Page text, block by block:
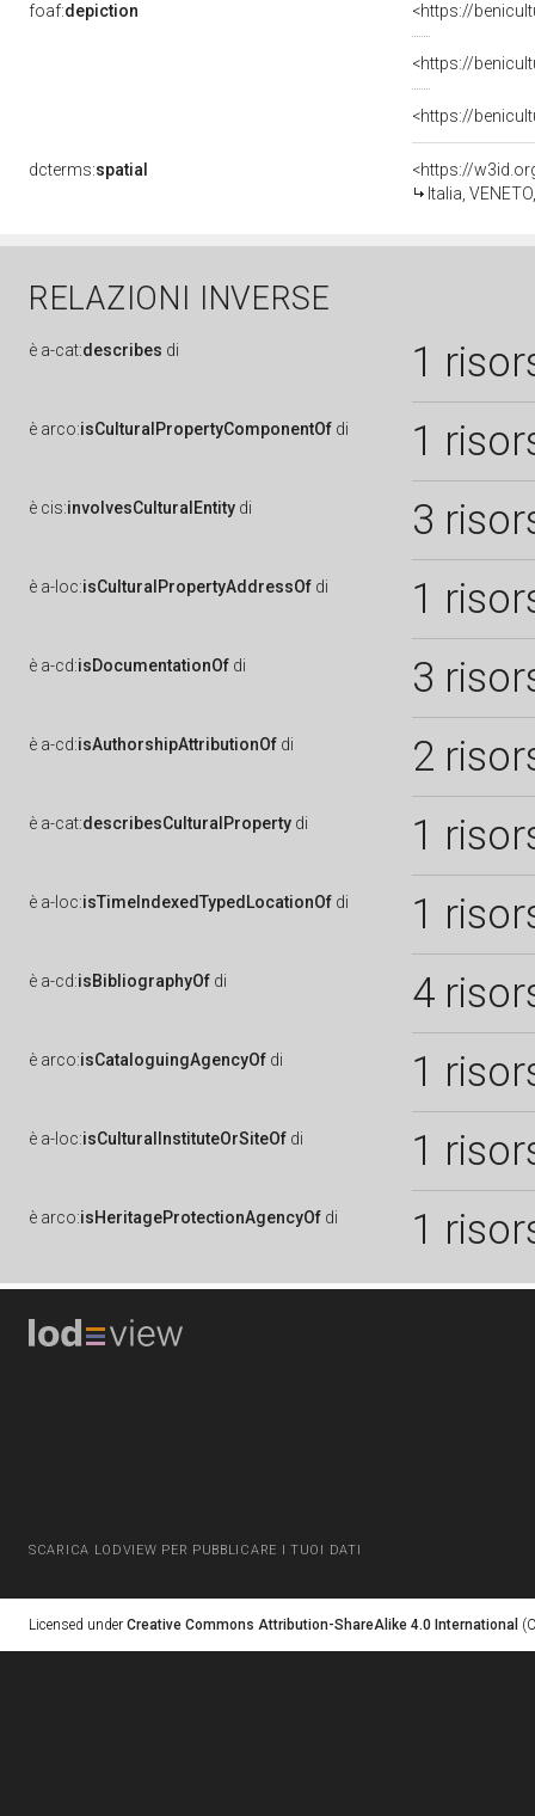
foaf:depiction
dcterms:spatial
<https://
Italia,
RELAZIONI INVERSE
è a-cat:describes di 1
è arco:isCulturalPropertyComponentOf di 1
è cis:involvesCulturalEntity di 3
è a-loc:isCulturalPropertyAddressOf di 1
è a-cd:isDocumentationOf di 3
è a-cd:isAuthorshipAttributionOf di 2
è a-cat:describesCulturalProperty di 1
è a-loc:isTimeIndexedTypedLocationOf di 1
è a-cd:isBibliographyOf di 4
è arco:isCataloguingAgencyOf di 1
è a-loc:isCulturalInstituteOrSiteOf di 1
è arco:isHeritageProtectionAgencyOf di 1
SCARICA LODVIEW PER PUBBLICARE I TUOI DATI
Licensed under Creative Commons Attribution-ShareAlike 4.0 International